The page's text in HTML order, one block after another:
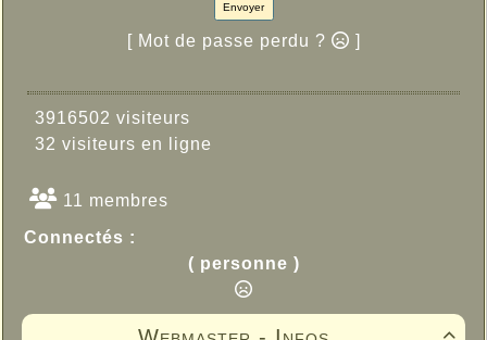
Envoyer
[ Mot de passe perdu ? ]
3916502 visiteurs
32 visiteurs en ligne
11 membres
Connectés :
( personne )
